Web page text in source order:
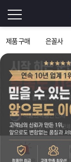
제품 구매 은꼴사
그
인
이
필
요
로
Q&A
파